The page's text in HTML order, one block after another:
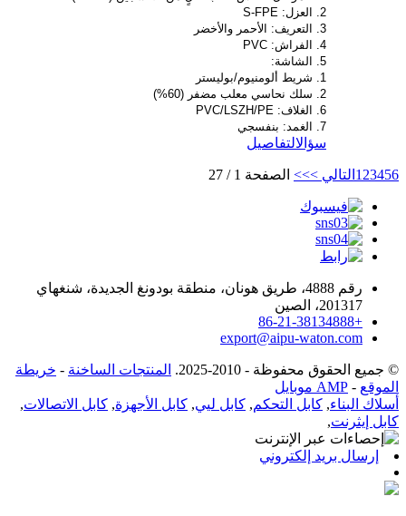
2. العزل: S-FPE
3. التعريف: الأحمر والأخضر
4. الفراش: PVC
5. الشاشة:
1. شريط ألومنيوم/بوليستر
2. سلك نحاسي معلب مضفر (60%)
6. الغلاف: PVC/LSZH/PE
7. الغمد: بنفسجي
سؤالالتفاصيل
1 23456 التالي >>> الصفحة 1 / 27
رقم 4888، طريق هونان، منطقة بودونغ الجديدة، شنغهاي
201317، الصين
+86-21-38134888
export@aipu-waton.com
© جميع الحقوق محفوظة - 2010-2025. المنتجات الساخنة - خريطة
الموقع - AMP موبايل
أسلاك البناء, كابل التحكم, كابل ليي, كابل الأجهزة, كابل الاتصالات,
كابل إيثرنت,
إرسال بريد إلكتروني